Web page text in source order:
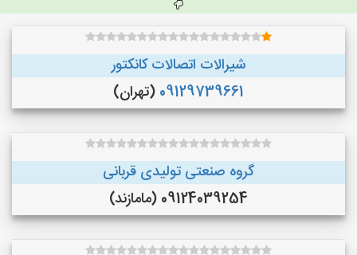
شیرالات اتصالات کانکتور
09129739661 (تهران)
گروه صنعتی تولیدی قربانی
09124039254 (مامازند)